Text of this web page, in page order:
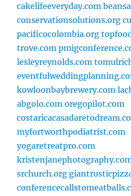
cakelifeeveryday.com
conservationsolutions.org
pacificocolombia.org
trove.com
lesleyreynolds.com
kowloonbaybrewery.com
abgolo.com oregopilot.com
myfortworthpodiatrist.com
yogaretreatpro.com
srchurch.org